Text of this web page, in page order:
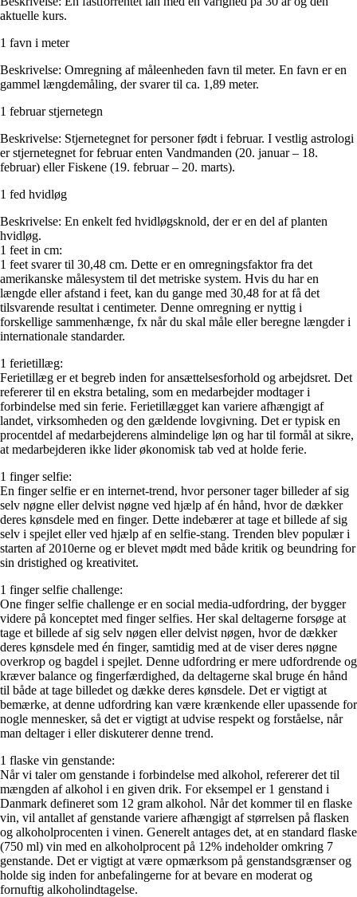
aktuelle kurs.
1 favn i meter
Beskrivelse: Omregning af måleenheden favn til meter. En favn er en
gammel længdemåling, der svarer til ca. 1,89 meter.
1 februar stjernetegn
Beskrivelse: Stjernetegnet for personer født i februar. I vestlig astrologi
er stjernetegnet for februar enten Vandmanden (20. januar – 18.
februar) eller Fiskene (19. februar – 20. marts).
1 fed hvidløg
Beskrivelse: En enkelt fed hvidløgsknold, der er en del af planten
hvidløg.
1 feet in cm:
1 feet svarer til 30,48 cm. Dette er en omregningsfaktor fra det
amerikanske målesystem til det metriske system. Hvis du har en
længde eller afstand i feet, kan du gange med 30,48 for at få det
tilsvarende resultat i centimeter. Denne omregning er nyttig i
forskellige sammenhænge, fx når du skal måle eller beregne længder i
internationale standarder.
1 ferietillæg:
Ferietillæg er et begreb inden for ansættelsesforhold og arbejdsret. Det
refererer til en ekstra betaling, som en medarbejder modtager i
forbindelse med sin ferie. Ferietillægget kan variere afhængigt af
landet, virksomheden og den gældende lovgivning. Det er typisk en
procentdel af medarbejderens almindelige løn og har til formål at sikre,
at medarbejderen ikke lider økonomisk tab ved at holde ferie.
1 finger selfie:
En finger selfie er en internet-trend, hvor personer tager billeder af sig
selv nøgne eller delvist nøgne ved hjælp af én hånd, hvor de dækker
deres kønsdele med en finger. Dette indebærer at tage et billede af sig
selv i spejlet eller ved hjælp af en selfie-stang. Trenden blev populær i
starten af 2010erne og er blevet mødt med både kritik og beundring for
sin dristighed og kreativitet.
1 finger selfie challenge:
One finger selfie challenge er en social media-udfordring, der bygger
videre på konceptet med finger selfies. Her skal deltagerne forsøge at
tage et billede af sig selv nøgen eller delvist nøgen, hvor de dækker
deres kønsdele med én finger, samtidig med at de viser deres nøgne
overkrop og bagdel i spejlet. Denne udfordring er mere udfordrende og
kræver balance og fingerfærdighed, da deltagerne skal bruge én hånd
til både at tage billedet og dække deres kønsdele. Det er vigtigt at
bemærke, at denne udfordring kan være krænkende eller upassende for
nogle mennesker, så det er vigtigt at udvise respekt og forståelse, når
man deltager i eller diskuterer denne trend.
1 flaske vin genstande:
Når vi taler om genstande i forbindelse med alkohol, refererer det til
mængden af alkohol i en given drik. For eksempel er 1 genstand i
Danmark defineret som 12 gram alkohol. Når det kommer til en flaske
vin, vil antallet af genstande variere afhængigt af størrelsen på flasken
og alkoholprocenten i vinen. Generelt antages det, at en standard flaske
(750 ml) vin med en alkoholprocent på 12% indeholder omkring 7
genstande. Det er vigtigt at være opmærksom på genstandsgrænser og
holde sig inden for anbefalingerne for at bevare en moderat og
fornuftig alkoholindtagelse.